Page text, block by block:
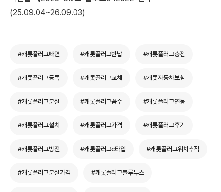
(25.09.04~26.09.03)
#캐롯플러그빼면 #캐롯플러그반납 #캐롯플러그충전
#캐롯플러그등록 #캐롯플러그교체 #캐롯자동차보험
#캐롯플러그분실 #캐롯플러그꼼수 #캐롯플러그연동
#캐롯플러그설치 #캐롯플러그가격 #캐롯플러그후기
#캐롯플러그방전 #캐롯플러그c타입 #캐롯플러그위치추적
#캐롯플러그분실가격 #캐롯플러그블루투스